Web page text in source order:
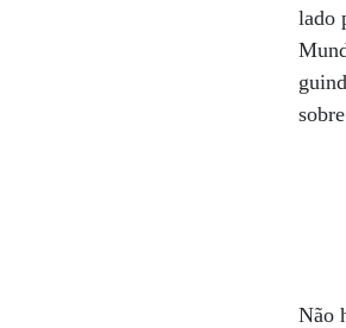
lado
Não